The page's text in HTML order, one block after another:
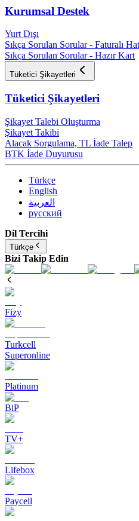
Kurumsal Destek
Yurt Dışı
Sıkça Sorulan Sorular - Faturalı Hat
Sıkça Sorulan Sorular - Hazır Kart
Tüketici Şikayetleri
Tüketici Şikayetleri
Şikayet Talebi Oluşturma
Şikayet Takibi
Alacak Sorgulama, TL İade Talep​
BTK İade Duyurusu
Türkçe
English
العربية
русский
Dil Tercihi
Türkçe
Bizi Takip Edin
Fizy
Turkcell
Superonline
Platinum
BiP
TV+
Lifebox
Paycell